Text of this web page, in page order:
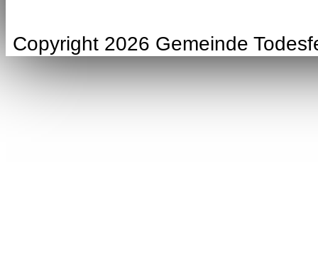
Copyright 2026 Gemeinde